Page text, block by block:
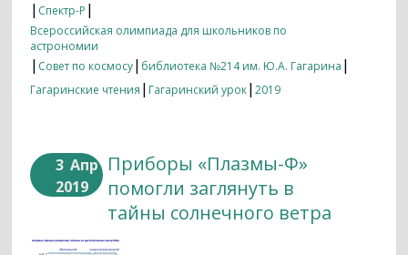
| Спектр-Р |
Всероссийская олимпиада для школьников по
астрономии
| Совет по космосу| библиотека №214 им. Ю.А. Гагарина |
Гагаринские чтения | Гагаринский урок|2019
3 Апр
2019
Приборы «Плазмы-Ф»
помогли заглянуть в
тайны солнечного ветра